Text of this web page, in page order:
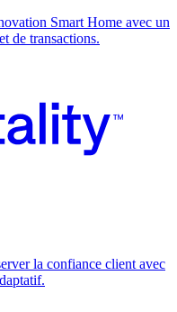
Smart Home avec un
de transactions.
la confiance client avec